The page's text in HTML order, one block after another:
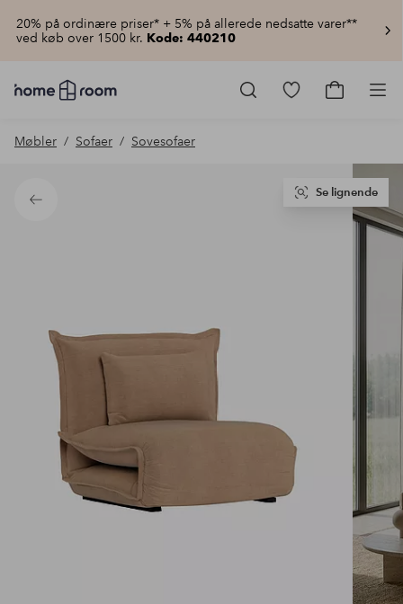
20% på ordinære priser* + 5% på allerede nedsatte varer**
ved køb over 1500 kr. Kode: 440210
Homeroom
–
hjemmet
pris
Gå
Gå
Møbler Sofaer Sovesofaer
Tilbage
Se lignende